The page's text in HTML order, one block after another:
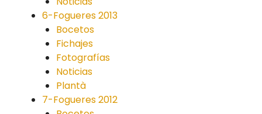
6-Fogueres 2013
Bocetos
Fichajes
Fotografías
Noticias
Plantà
7-Fogueres 2012